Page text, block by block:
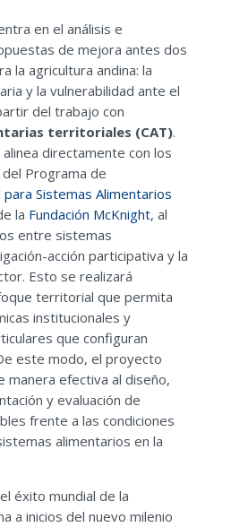
en el análisis e
de mejora antes dos
la agricultura andina: la
y la vulnerabilidad ante el
del trabajo con
territoriales (CAT).
directamente con los
Programa de
para Sistemas Alimentarios
la Fundación McKnight, al
entre sistemas
acción participativa y la
Esto se realizará
territorial que permita
institucionales y
que configuran
este modo, el proyecto
manera efectiva al diseño,
y evaluación de
frente a las condiciones
alimentarios en la
éxito mundial de la
a inicios del nuevo milenio